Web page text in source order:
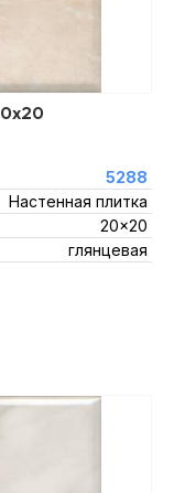
5288
Настенная плитка
20x20
глянцевая